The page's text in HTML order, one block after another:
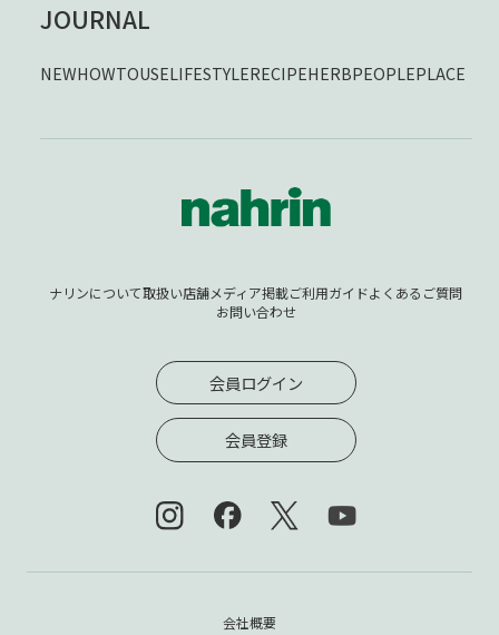
JOURNAL
NEWHOWTOUSELIFESTYLERECIPEHERBPEOPLEPLACE
ナリンについて取扱い店舗メディア掲載ご利用ガイドよくあるご質問
お問い合わせ
会員ログイン
会員登録
会社概要